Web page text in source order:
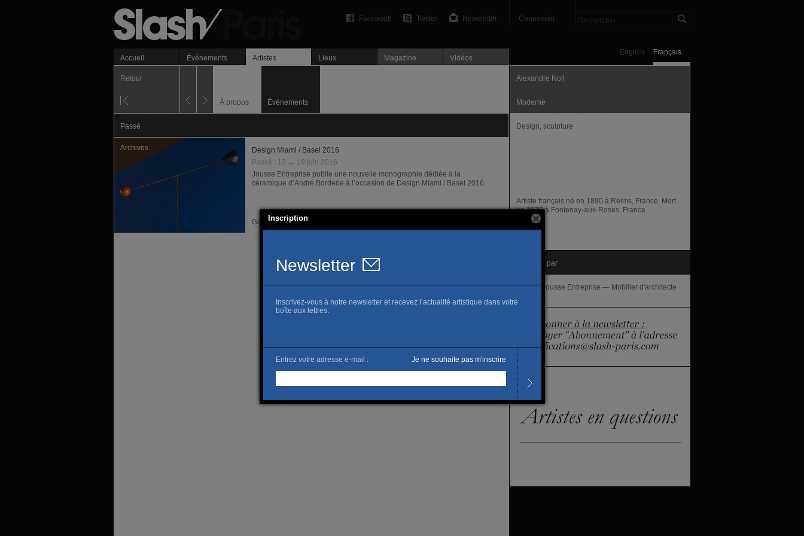
Connexion
Newsletter
Twitter
Facebook
Français
English
Accueil Événements Artistes Lieux Magazine Vidéos
Retour
À propos Événements
Passé
Archives
Design Miami / Basel 2016
Passé : 13 → 19 juin 2016
Jousse Entreprise publie une nouvelle monographie dédiée à la
céramique d’André Borderie à l’occasion de Design Miami / Basel 2016.
Galerie Jousse Entreprise — Mobilier d'architecte Paris
Alexandre Noll
Moderne
Design, sculpture
Artiste français né en 1890 à Reims, France. Mort
en 1970 à Fontenay-aux-Roses, France.
Présenté par
Galerie Jousse Entreprise — Mobilier d'architecte
Inscription